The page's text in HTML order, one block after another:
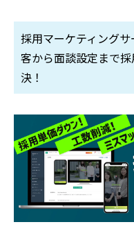
採用マーケティングサ
客から面談設定まで
決！